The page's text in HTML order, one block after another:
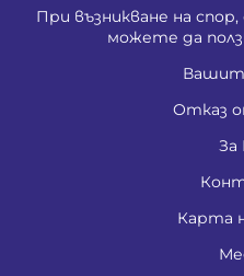
При възникване на спор,
можете да
Отказ
За
Карта